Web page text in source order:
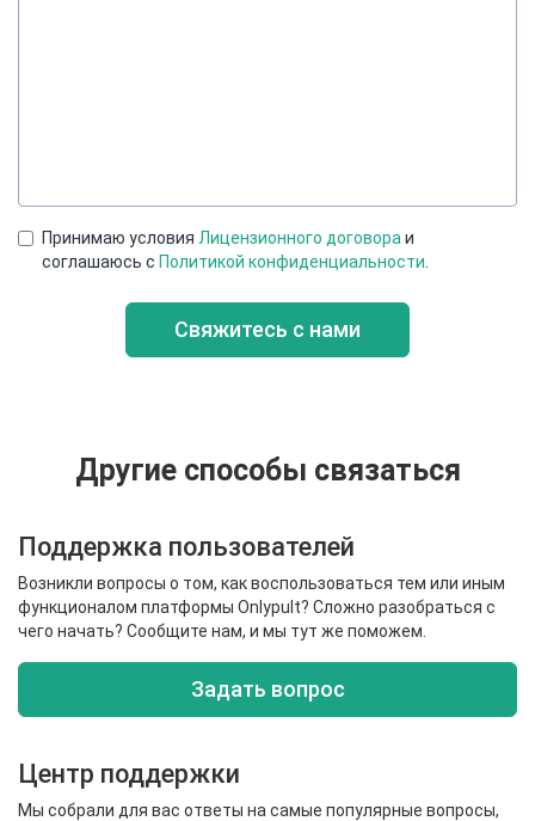
Принимаю условия Лицензионного договора и
соглашаюсь c Политикой конфиденциальности
Свяжитесь с нами
Другие способы связаться
Поддержка пользователей
Возникли вопросы о том, как воспользоваться тем или иным
функционалом платформы Onlypult? Сложно разобраться с
чего начать? Сообщите нам, и мы тут же поможем.
Задать вопрос
Центр поддержки
Мы собрали для вас ответы на самые популярные вопросы,